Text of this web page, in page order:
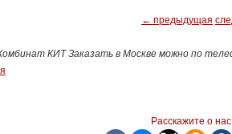
← предыдущая
КИТ Заказать в Москве можно по
Расскажите о